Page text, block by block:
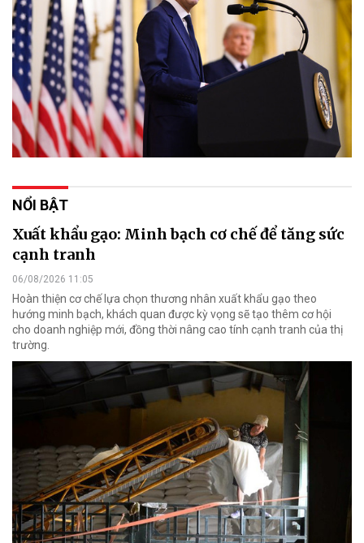
NỔI BẬT
Xuất khẩu gạo: Minh bạch cơ chế để tăng sức
cạnh tranh
06/08/2026 11:05
Hoàn thiện cơ chế lựa chọn thương nhân xuất khẩu gạo theo
hướng minh bạch, khách quan được kỳ vọng sẽ tạo thêm cơ hội
cho doanh nghiệp mới, đồng thời nâng cao tính cạnh tranh của thị
trường.